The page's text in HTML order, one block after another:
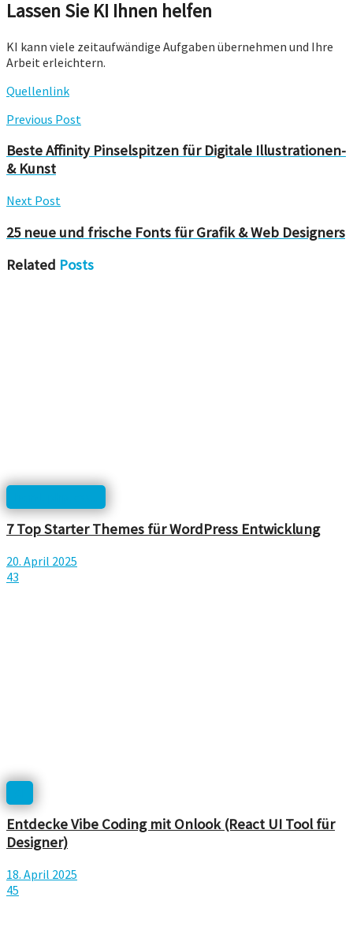
Lassen Sie KI Ihnen helfen
KI kann viele zeitaufwändige Aufgaben übernehmen und Ihre
Arbeit erleichtern.
Quellenlink
Previous Post
Beste Affinity Pinselspitzen für Digitale Illustrationen-
& Kunst
Next Post
25 neue und frische Fonts für Grafik & Web Designers
Related Posts
7 Top Starter Themes für WordPress Entwicklung
20. April 2025
43
Entdecke Vibe Coding mit Onlook (React UI Tool für
Designer)
18. April 2025
45